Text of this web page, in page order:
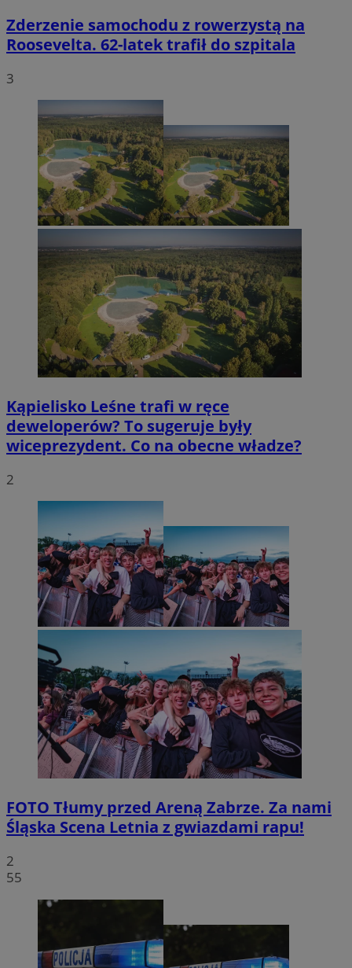
Zderzenie samochodu z rowerzystą na
Roosevelta. 62-latek trafił do szpitala
3
Kąpielisko Leśne trafi w ręce
deweloperów? To sugeruje były
wiceprezydent. Co na obecne władze?
2
FOTO Tłumy przed Areną Zabrze. Za nami
Śląska Scena Letnia z gwiazdami rapu!
2
55